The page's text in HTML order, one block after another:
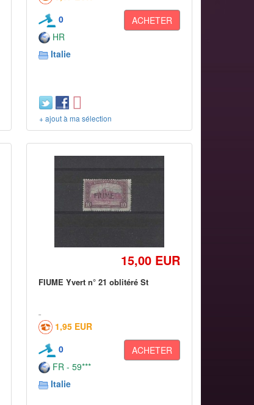
0
ACHETER
HR
Italie
+ ajout à ma sélection
15,00 EUR
FIUME Yvert n° 21 oblitéré St
1,95 EUR
0
ACHETER
FR - 59***
Italie